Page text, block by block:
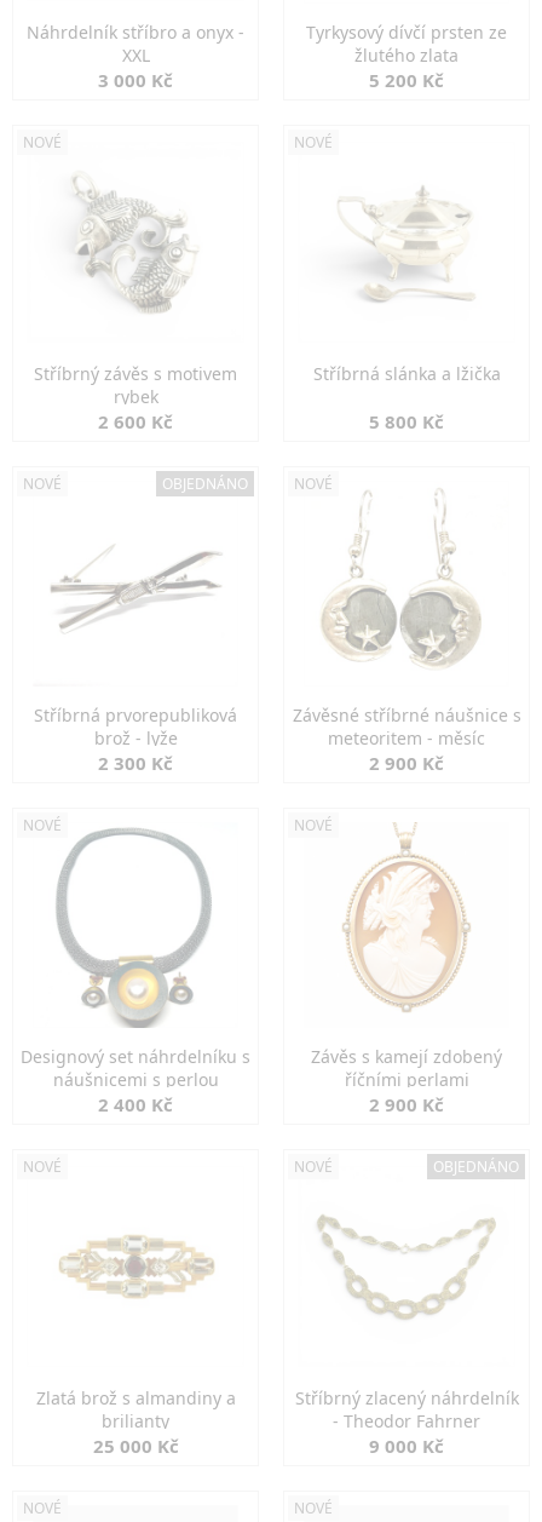
Náhrdelník stříbro a onyx -
XXL
3 000 Kč
Tyrkysový dívčí prsten ze
žlutého zlata
5 200 Kč
NOVÉ
Stříbrný závěs s motivem
rybek
2 600 Kč
NOVÉ
Stříbrná slánka a lžička
5 800 Kč
NOVÉ OBJEDNÁNO
Stříbrná prvorepubliková
brož - lyže
2 300 Kč
NOVÉ
Závěsné stříbrné náušnice s
meteoritem - měsíc
2 900 Kč
NOVÉ
Designový set náhrdelníku s
náušnicemi s perlou
2 400 Kč
NOVÉ
Závěs s kamejí zdobený
říčními perlami
2 900 Kč
NOVÉ
Zlatá brož s almandiny a
brilianty
25 000 Kč
NOVÉ OBJEDNÁNO
Stříbrný zlacený náhrdelník
- Theodor Fahrner
9 000 Kč
NOVÉ NOVÉ